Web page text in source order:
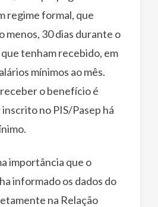
regime formal, que
menos, 30 dias durante o
tenham recebido, em
mínimos ao mês.
o benefício é
no PIS/Pasep há
importância que o
informado os dados do
na Relação